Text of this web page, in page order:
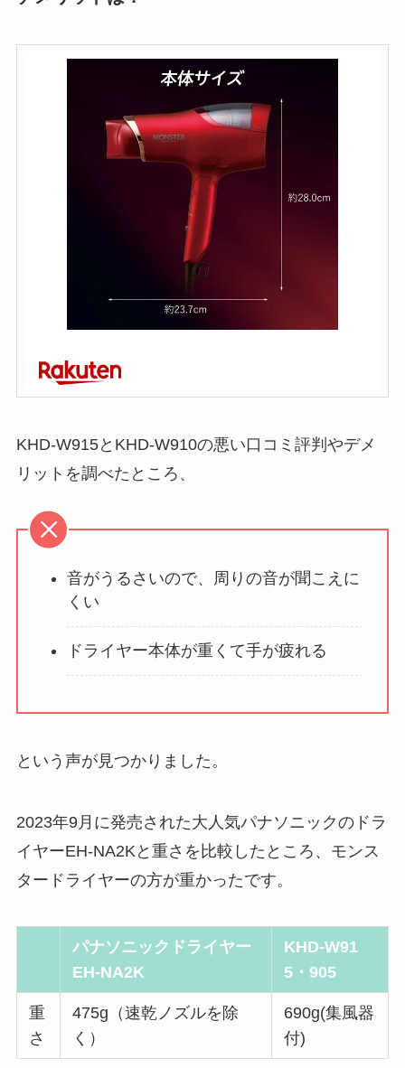
KHD-W915とKHD-W910の悪い口コミ評判やデメ
リットを調べたところ、
音がうるさいので、周りの音が聞こえに
くい
ドライヤー本体が重くて手が疲れる
という声が見つかりました。
2023年9月に発売された大人気パナソニックのドラ
イヤーEH-NA2Kと重さを比較したところ、モンス
タードライヤーの方が重かったです。
パナソニックドライヤー
EH-NA2K
KHD-W91
5・905
重
さ
475g（速乾ノズルを除
く）
690g(集風器
付)